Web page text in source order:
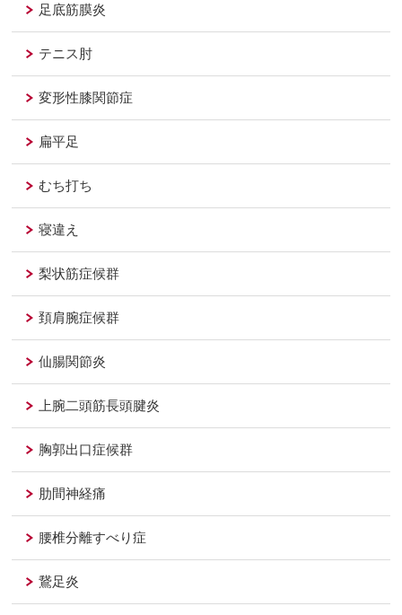
足底筋膜炎
テニス肘
変形性膝関節症
扁平足
むち打ち
寝違え
梨状筋症候群
頚肩腕症候群
仙腸関節炎
上腕二頭筋長頭腱炎
胸郭出口症候群
肋間神経痛
腰椎分離すべり症
鵞足炎